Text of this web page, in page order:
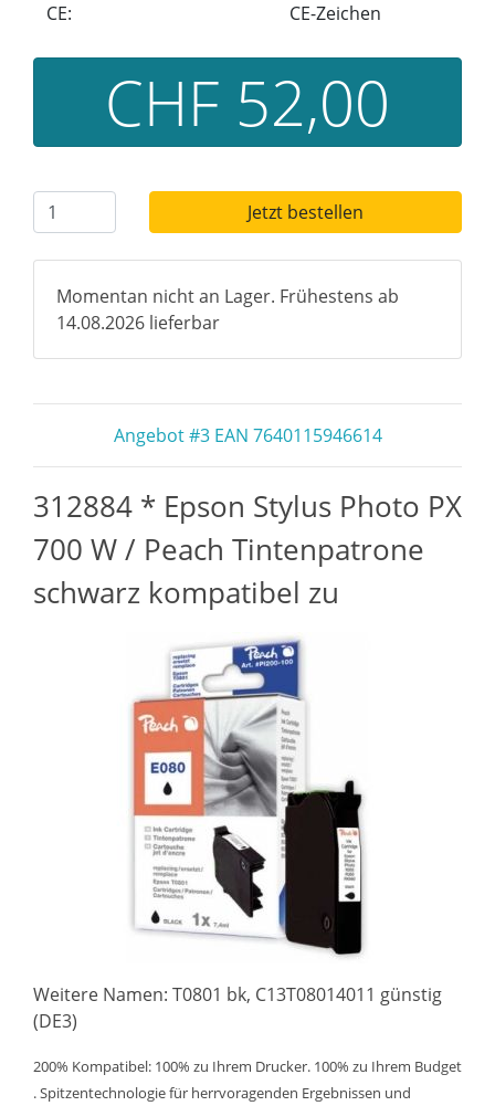
CE: CE-Zeichen
CHF 52,00
Jetzt bestellen
Momentan nicht an Lager. Frühestens ab
14.08.2026 lieferbar
Angebot #3 EAN 7640115946614
312884 * Epson Stylus Photo PX
700 W / Peach Tintenpatrone
schwarz kompatibel zu
Weitere Namen: T0801 bk, C13T08014011 günstig
(DE3)
200% Kompatibel: 100% zu Ihrem Drucker. 100% zu Ihrem Budget
. Spitzentechnologie für herrvoragenden Ergebnissen und